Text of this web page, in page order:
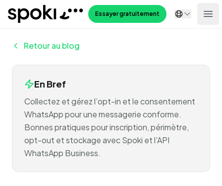
Spoki Essayer gratuitement
Retour au blog
En Bref
Collectez et gérez l’opt-in et le consentement
WhatsApp pour une messagerie conforme.
Bonnes pratiques pour inscription, périmètre,
opt-out et stockage avec Spoki et l’API
WhatsApp Business.